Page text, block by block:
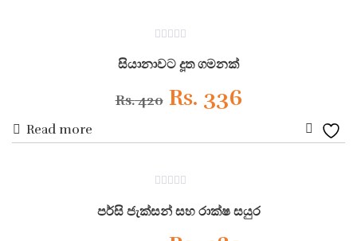
was:
Rs. 580.
out
of
සියානාවට දූත ගමනක්
Rs.420 Original
price
was:
Rs. 420.
Rs. 336Current
price
Rs. 336.
Read more
out
of
පර්සි ජැක්සන් සහ රාක්ෂ සයුර